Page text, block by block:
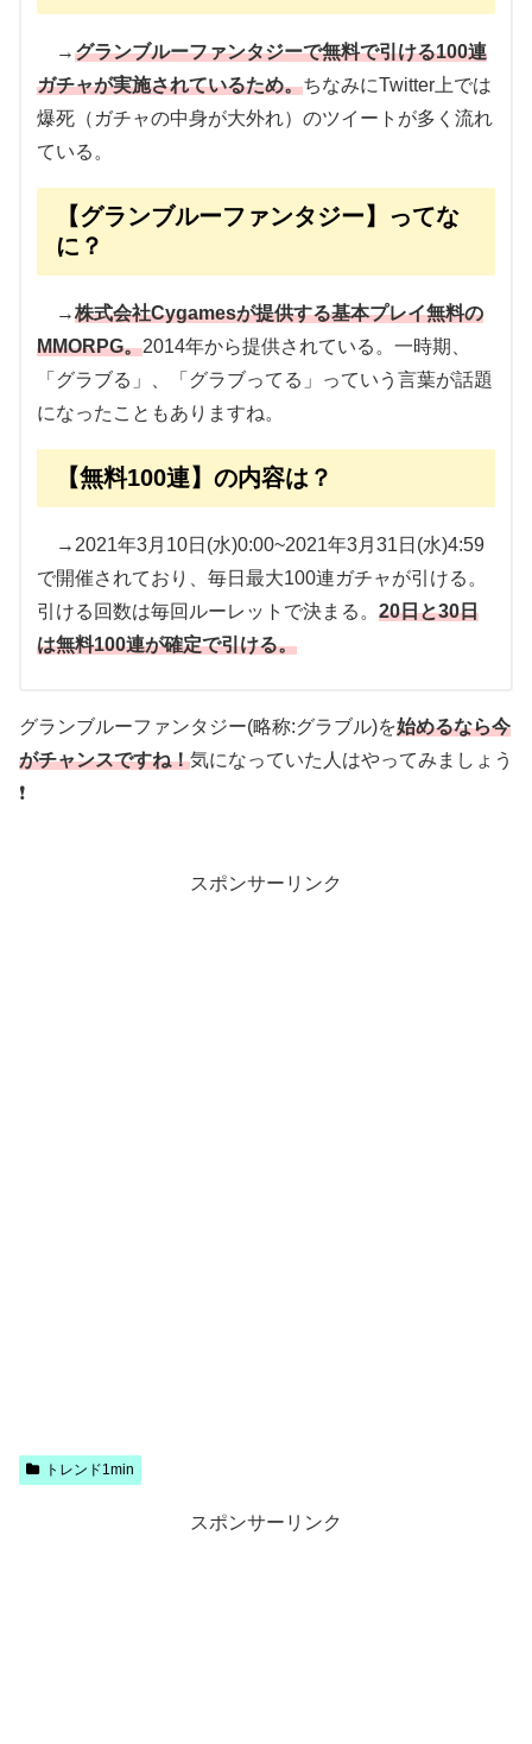
→グランブルーファンタジーで無料で引ける100連
ガチャが実施されているため。ちなみにTwitter上では
爆死（ガチャの中身が大外れ）のツイートが多く流れ
ている。
【グランブルーファンタジー】ってな
に？
→株式会社Cygamesが提供する基本プレイ無料の
MMORPG。2014年から提供されている。一時期、
「グラブる」、「グラブってる」っていう言葉が話題
になったこともありますね。
【無料100連】の内容は？
→2021年3月10日(水)0:00~2021年3月31日(水)4:59
で開催されており、毎日最大100連ガチャが引ける。
引ける回数は毎回ルーレットで決まる。 20日と30日
は無料100連が確定で引ける。
グランブルーファンタジー(略称:グラブル)を始めるなら今
がチャンスですね！気になっていた人はやってみましょう
❗
スポンサーリンク
トレンド1min
スポンサーリンク